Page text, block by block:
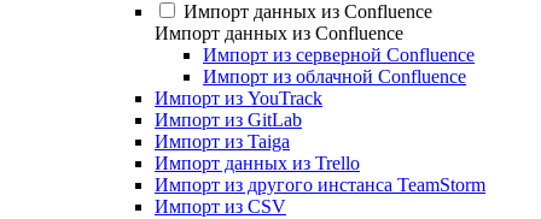
Импорт данных из Confluence
Импорт данных из Confluence
Импорт из серверной Confluence
Импорт из облачной Confluence
Импорт из YouTrack
Импорт из GitLab
Импорт из Taiga
Импорт данных из Trello
Импорт из другого инстанса TeamStorm
Импорт из CSV